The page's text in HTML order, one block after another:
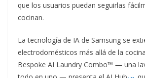
que los usuarios puedan seguirlas
cocinan.
La tecnología de IA de Samsung se
electrodomésticos más allá de la
Bespoke AI Laundry Combo™ — una